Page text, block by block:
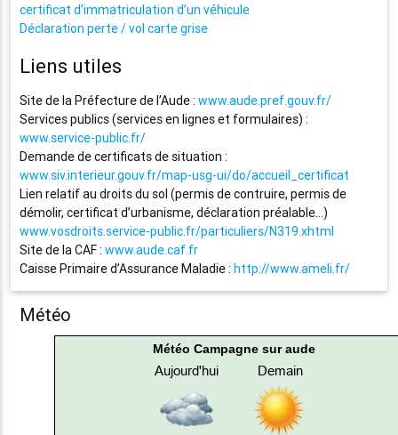
certificat d’immatriculation d’un véhicule
Déclaration perte / vol carte grise
Liens utiles
Site de la Préfecture de l’Aude :www.aude.pref.gouv.fr/
Services publics (services en lignes et formulaires) :
www.service-public.fr/
Demande de certificats de situation :
www.siv.interieur.gouv.fr/map-usg-ui/do/accueil_certificat
Lien relatif au droits du sol (permis de contruire, permis de
démolir, certificat d’urbanisme, déclaration préalable…)
www.vosdroits.service-public.fr/particuliers/N319.xhtml
Site de la CAF :www.aude.caf.fr
Caisse Primaire d’Assurance Maladie : http://www.ameli.fr/
Météo
Météo Campagne sur aude